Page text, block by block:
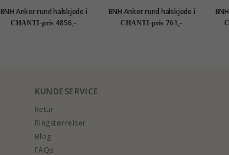
BNH Anker rund halskjede i
14 karat gull 40 - 42 cm x
1,2 mm
CHANTI-pris 4856,-
BNH Anker rund halskjede i
forgylt sølv 42-45 cm x 1,1
mm
CHANTI-pris 761,-
KUNDESERVICE
Retur
Ringstørrelser
Blog
FAQs